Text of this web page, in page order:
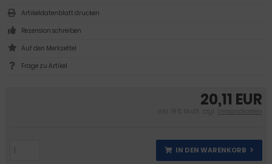
20,11 EUR
inkl. 19 % MwSt. zzgl. Versandkosten
IN DEN WARENKORB
Artikeldatenblatt drucken
Rezension schreiben
Frage zu Artikel